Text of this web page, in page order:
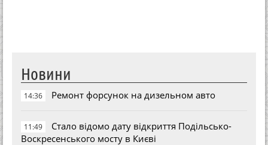
Новини
14:36 Ремонт форсунок на дизельном авто
11:49
Стало відомо дату відкриття Подільсько-
Воскресенського мосту в Києві